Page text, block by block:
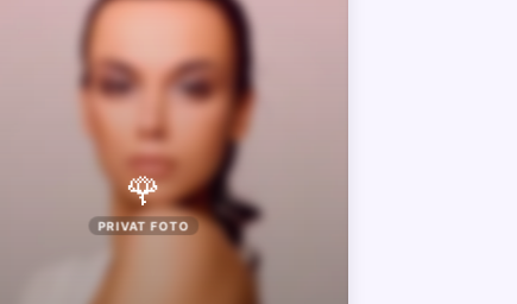
🌹
PRIVAT FOTO